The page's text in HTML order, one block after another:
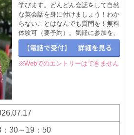
学びます。どんどん会話をして自然
な英会話を身に付けましょう！わか
らないことはなんでも質問を！無料
体験可（要予約）。気軽に参加を。
※Webでのエントリーはできません
：30～19：50